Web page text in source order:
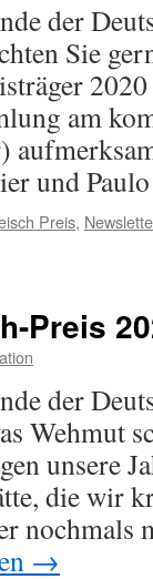
der
Sie
am
und
Preis,
Preis
der
Wehmut
unsere
die wir
nochmals
→